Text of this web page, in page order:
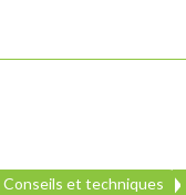
Conseils et techniques